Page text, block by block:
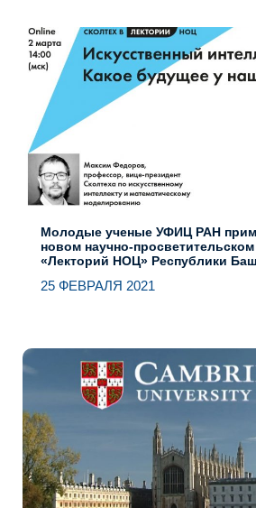
Молодые ученые УФИЦ РАН
новом научно-просветительском
«Лекторий НОЦ» Республики
25 ФЕВРАЛЯ 2021